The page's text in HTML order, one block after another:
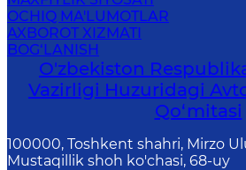
OCHIQ MA'LUMOTLAR
AXBOROT XIZMATI
BOG‘LANISH
O'zbekiston
Vazirligi Huzuridagi
Qo‘mitasi
100000, Toshkent shahri, Mirzo
Mustaqillik shoh ko'chasi, 68-uy